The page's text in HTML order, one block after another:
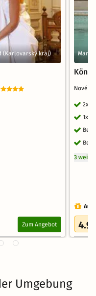
(Karlovarský kraj)
Zum Angebot
Nové
2x
1x
3
4.9
Umgebung